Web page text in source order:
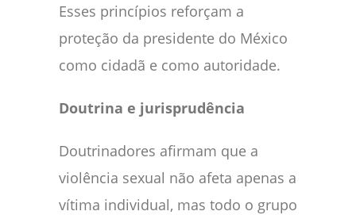
Esses princípios reforçam a
proteção da presidente do México
como cidadã e como autoridade.
Doutrina e jurisprudência
Doutrinadores afirmam que a
violência sexual não afeta apenas a
vítima individual, mas todo o grupo